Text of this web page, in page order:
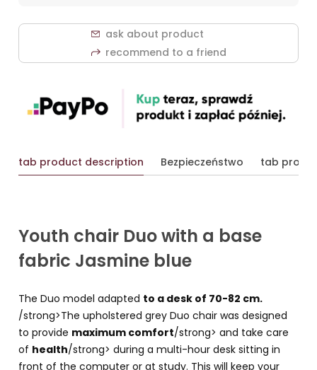
ask about product
recommend to a friend
tab product description Bezpieczeństwo tab
Youth chair Duo with a base
fabric Jasmine blue
The Duo model adapted to a desk of 70-82 cm.
/strong>The upholstered grey Duo chair was designed
to provide maximum comfort/strong> and take care
of health/strong> during a multi-hour desk sitting in
front of the computer or at study. This will keep your